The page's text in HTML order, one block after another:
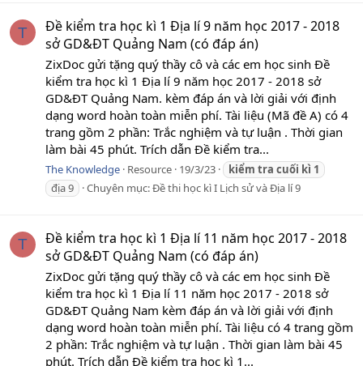
T
Đề kiểm tra học kì 1 Địa lí 9 năm học 2017 - 2018
sở GD&ĐT Quảng Nam (có đáp án)
ZixDoc gửi tặng quý thầy cô và các em học sinh Đề
kiểm tra học kì 1 Địa lí 9 năm học 2017 - 2018 sở
GD&ĐT Quảng Nam. kèm đáp án và lời giải với định
dạng word hoàn toàn miễn phí. Tài liệu (Mã đề A) có 4
trang gồm 2 phần: Trắc nghiệm và tự luận . Thời gian
làm bài 45 phút. Trích dẫn Đề kiểm tra...
The Knowledge Resource 19/3/23 kiểm tra cuối kì 1
địa 9
Chuyên mục:Đề thi học kì I Lịch sử và Địa lí 9
T
Đề kiểm tra học kì 1 Địa lí 11 năm học 2017 - 2018
sở GD&ĐT Quảng Nam (có đáp án)
ZixDoc gửi tặng quý thầy cô và các em học sinh Đề
kiểm tra học kì 1 Địa lí 11 năm học 2017 - 2018 sở
GD&ĐT Quảng Nam kèm đáp án và lời giải với định
dạng word hoàn toàn miễn phí. Tài liệu có 4 trang gồm
2 phần: Trắc nghiệm và tự luận . Thời gian làm bài 45
phút. Trích dẫn Đề kiểm tra học kì 1...